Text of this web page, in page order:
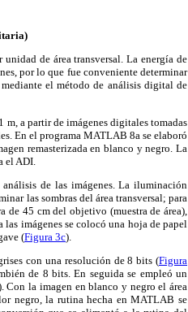
de área transversal. La energía de
por lo que fue conveniente determinar
mediante el método de análisis digital de
m, a partir de imágenes digitales tomadas
En el programa MATLAB 8a se elaboró
remasterizada en blanco y negro. La
el ADI.
de las imágenes. La iluminación
las sombras del área transversal; para
de 45 cm del objetivo (muestra de área),
imágenes se colocó una hoja de papel
(Figura 3c).
con una resolución de 8 bits (Figura
de 8 bits. En seguida se empleó un
Con la imagen en blanco y negro el área
negro, la rutina hecha en MATLAB se